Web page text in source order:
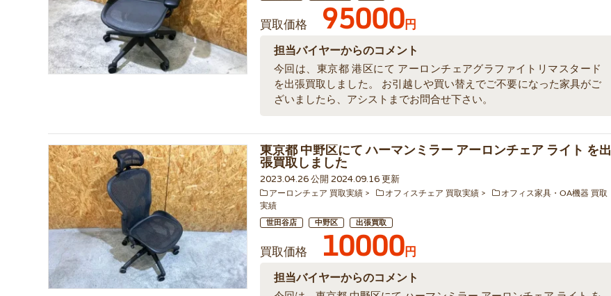
買取価格 95000円
担当バイヤーからのコメント
今回は、東京都 港区にて アーロンチェアグラファイトリマスタード
を出張買取しました。 お引越しや買い替えでご不要になった家具がご
ざいましたら、アシストまでお問合せ下さい。
東京都 中野区にて ハーマンミラー アーロンチェア ライト を出
張買取しました
2023.04.26 公開 2024.09.16 更新
アーロンチェア 買取実績 オフィスチェア 買取実績
オフィス家具・OA機器 買取
実績
世田谷店 中野区 出張買取
買取価格 10000円
担当バイヤーからのコメント